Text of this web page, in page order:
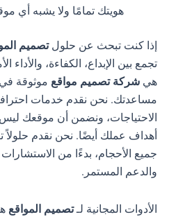
هويتك تمامًا ولا يشبه أي موقع
إذا كنت تبحث عن حلولتصميم
تجمع بين الإبداع، الكفاءة، والأداء
هيشركة تصميم مواقعموثوقة في
مساعدتك. نحن نقدم خدمات احترافية
الاحتياجات، ونضمن أن موقعك ليس
أهداف عملك أيضًا. نحن نقدم حلولاً
جميع الأحجام، بدءًا من الاستشارات
والدعم المستمر.
الأدوات المجانية لـ تصميم المواقعهي